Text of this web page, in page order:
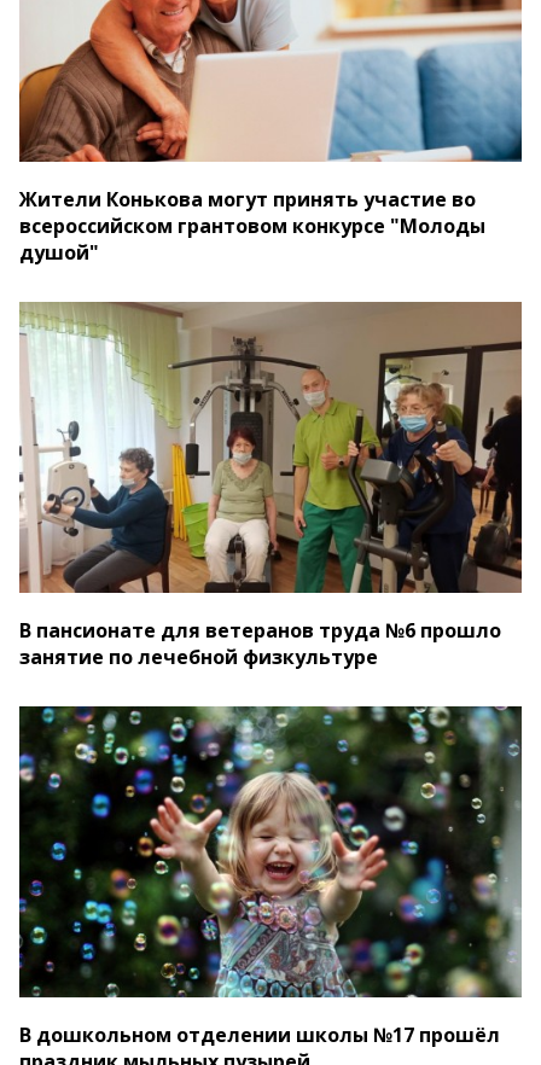
Жители Конькова могут принять участие во
всероссийском грантовом конкурсе "Молоды
душой"
В пансионате для ветеранов труда №6 прошло
занятие по лечебной физкультуре
В дошкольном отделении школы №17 прошёл